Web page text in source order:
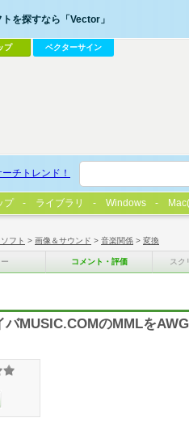
フト > 画像＆サウンド > 音楽関係 > 変換
コメント・評価 スク
バMUSIC.COMのMMLを
を探すなら「Vector」
プ ベクターサイン
ーチトレンド！
プ ライブラリ Windows